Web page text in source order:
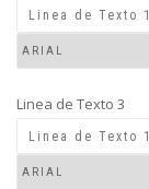
Linea de Texto 3